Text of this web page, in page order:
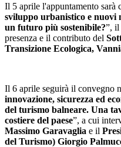
Il 5 aprile l'appuntamento sarà
sviluppo urbanistico e nuovi
un futuro più sostenibile?”, il
presenza e il contributo del
Transizione Ecologica,
Il 6 aprile seguirà il convegno
innovazione, sicurezza ed
del turismo balneare. Una
costiere del paese”, a cui
Massimo Garavaglia e il
del Turismo) Giorgio